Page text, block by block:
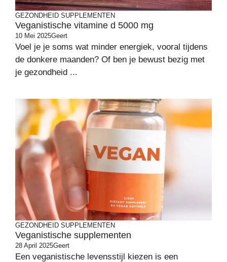
GEZONDHEID SUPPLEMENTEN
Veganistische vitamine d 5000 mg
10 Mei 2025Geert
Voel je je soms wat minder energiek, vooral tijdens
de donkere maanden? Of ben je bewust bezig met
je gezondheid ...
GEZONDHEID SUPPLEMENTEN
Veganistische supplementen
28 April 2025Geert
Een veganistische levensstijl kiezen is een